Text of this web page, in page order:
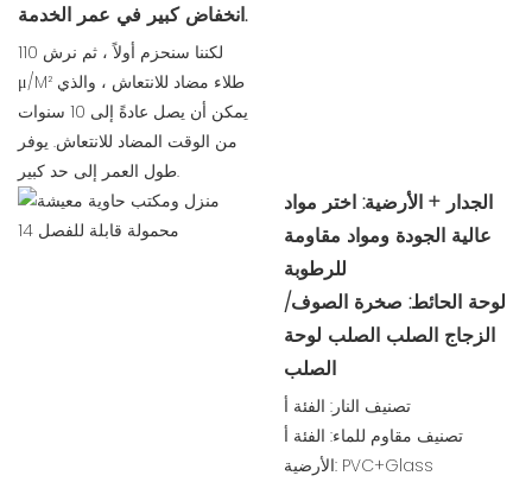
انخفاض كبير في عمر الخدمة.
لكننا سنحزم أولاً ، ثم نرش 110
μ/M² طلاء مضاد للانتعاش ، والذي
يمكن أن يصل عادةً إلى 10 سنوات
من الوقت المضاد للانتعاش. يوفر
طول العمر إلى حد كبير.
الجدار + الأرضية: اختر مواد
عالية الجودة ومواد مقاومة
للرطوبة
لوحة الحائط: صخرة الصوف/
الزجاج الصلب الصلب لوحة
الصلب
تصنيف النار: الفئة أ
تصنيف مقاوم للماء: الفئة أ
الأرضية: PVC+Glass